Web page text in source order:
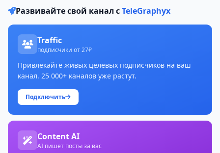
Развивайте свой канал сTeleGraphyx
Traffic
подписчики от 27₽
Привлекайте живых целевых подписчиков на ваш
канал. 25 000+ каналов уже растут.
Подключить
Content AI
AI пишет посты за вас